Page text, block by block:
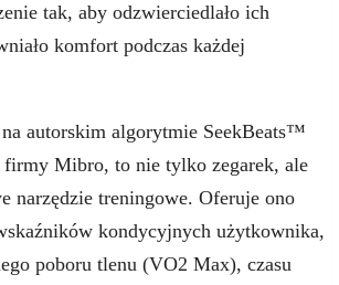
tak, aby odzwierciedlało ich
komfort podczas każdej
autorskim algorytmie SeekBeats™
Mibro, to nie tylko zegarek, ale
narzędzie treningowe. Oferuje ono
kondycyjnych użytkownika,
poboru tlenu (VO2 Max), czasu